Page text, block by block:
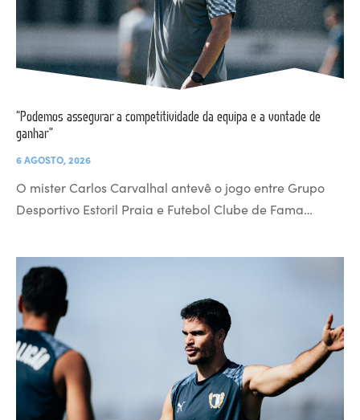
“Podemos assegurar a competitividade da equipa e a vontade de
ganhar”
6 AGOSTO, 2026
O mister Carlos Carvalhal antevê o jogo entre Grupo
Desportivo Estoril Praia e Futebol Clube de Fama…